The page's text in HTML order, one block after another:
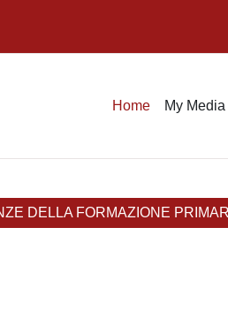
Home My Media
DELLA FORMAZIONE